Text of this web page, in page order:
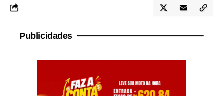
Publicidades